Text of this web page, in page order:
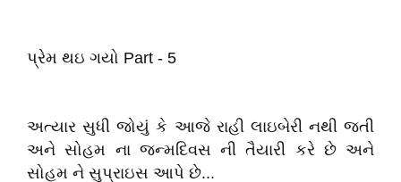
પ્રેમ થઇ ગયો Part - 5
અત્યાર સુધી જોયું કે આજે રાહી લાઇબેરી નથી જતી
અને સોહમ ના જન્મદિવસ ની તૈયારી કરે છે અને
સોહમ ને સુપ્રાઇસ આપે છે...